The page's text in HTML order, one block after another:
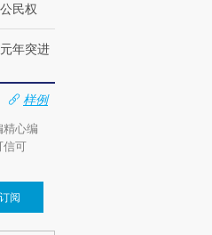
民权
年突进
样例
精心编
信可
订阅